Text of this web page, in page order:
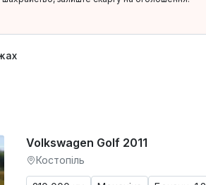
Volkswagen Golf 2011
Костопіль